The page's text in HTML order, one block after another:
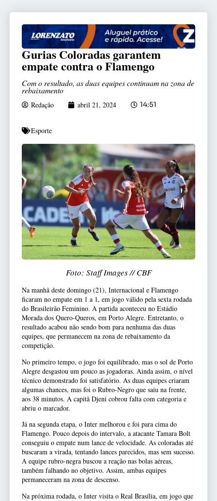
Gurias Coloradas garantem
empate contra o Flamengo
Com o resultado, as duas equipes continuam na zona de
rebaixamento
Redação abril 21, 2024 14:51
Esporte
Foto: Staff Images // CBF
Na manhã deste domingo (21), Internacional e Flamengo
ficaram no empate em 1 a 1, em jogo válido pela sexta rodada
do Brasileirão Feminino. A partida aconteceu no Estádio
Morada dos Quero-Queros, em Porto Alegre. Entretanto, o
resultado acabou não sendo bom para nenhuma das duas
equipes, que permanecem na zona de rebaixamento da
competição.
No primeiro tempo, o jogo foi equilibrado, mas o sol de Porto
Alegre desgastou um pouco as jogadoras. Ainda assim, o nível
técnico demonstrado foi satisfatório. As duas equipes criaram
algumas chances, mas foi o Rubro-Negro que saiu na frente,
aos 38 minutos. A capitã Djeni cobrou falta com categoria e
abriu o marcador.
Já na segunda etapa, o Inter melhorou e foi para cima do
Flamengo. Pouco depois do intervalo, a atacante Tamara Bolt
conseguiu o empate num lance de velocidade. As coloradas até
buscaram a virada, tentando lances parecidos, mas sem sucesso.
A equipe rubro-negra buscou a reação nas bolas aéreas,
também falhando no objetivo. Assim, ambas equipes
permaneceram na zona de descenso.
Na próxima rodada, o Inter visita o Real Brasília, em jogo que